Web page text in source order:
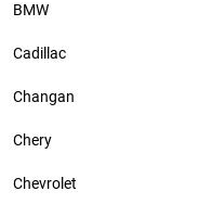
BMW
Cadillac
Changan
Chery
Chevrolet